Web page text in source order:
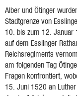
Alber und Ötinger
Stadtgrenze von
10. bis zum 12. Januar
auf dem Esslinger
Reichsregiments
am folgenden Tag
Fragen konfrontiert,
15. Juni 1520 an